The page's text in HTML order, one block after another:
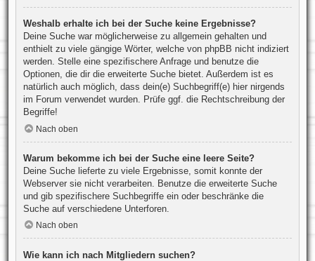
Weshalb erhalte ich bei der Suche keine Ergebnisse?
Deine Suche war möglicherweise zu allgemein gehalten und
enthielt zu viele gängige Wörter, welche von phpBB nicht indiziert
werden. Stelle eine spezifischere Anfrage und benutze die
Optionen, die dir die erweiterte Suche bietet. Außerdem ist es
natürlich auch möglich, dass dein(e) Suchbegriff(e) hier nirgends
im Forum verwendet wurden. Prüfe ggf. die Rechtschreibung der
Begriffe!
Nach oben
Warum bekomme ich bei der Suche eine leere Seite?
Deine Suche lieferte zu viele Ergebnisse, somit konnte der
Webserver sie nicht verarbeiten. Benutze die erweiterte Suche
und gib spezifischere Suchbegriffe ein oder beschränke die
Suche auf verschiedene Unterforen.
Nach oben
Wie kann ich nach Mitgliedern suchen?